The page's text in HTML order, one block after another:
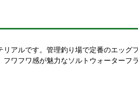
アルです。管理釣り場で定番のエッグ
ワフワ感が魅力なソルトウォーターフ